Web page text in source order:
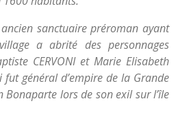
sanctuaire préroman ayant
a abrité des personnages
CERVONI et Marie Elisabeth
fut général d’empire de la Grande
lors de son exil sur l’île